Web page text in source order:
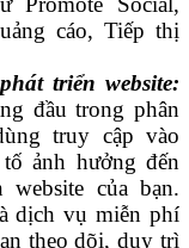
cáo, Tiếp thị
triển website:
đầu trong phân
truy cập vào
ảnh hưởng đến
của bạn.
dịch vụ miễn phí
theo dõi, duy trì